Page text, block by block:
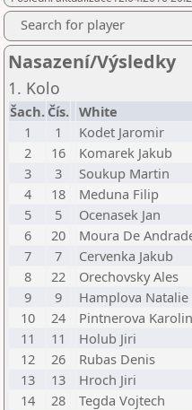
Search for player
Nasazení/Výsledky
1. Kolo
Šach. Čís. White
1
1 Kodet Jaromir
2
16 Komarek Jakub
3
3 Soukup Martin
4
18 Meduna Filip
5
5 Ocenasek Jan
6
20 Moura De
7
7 Cervenka Jakub
8
22 Orechovsky Ales
9
9 Hamplova Natalie
10
24 Pintnerova
11
11 Holub Jiri
12
26 Rubas Denis
13
13 Hroch Jiri
14
28 Tegda Vojtech